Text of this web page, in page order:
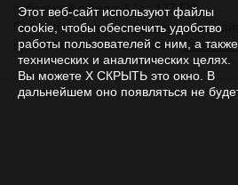
публичной офертой (ст. 437 ГК).
При использованииматериаловс
прямой ссылки на источник.Список
Этот веб-сайт используют файлы
cookie, чтобы обеспечить удобство
работы пользователей с ним, а
технических и аналитических целях.
Вы можете Х СКРЫТЬ это окно. В
дальнейшем оно появляться не